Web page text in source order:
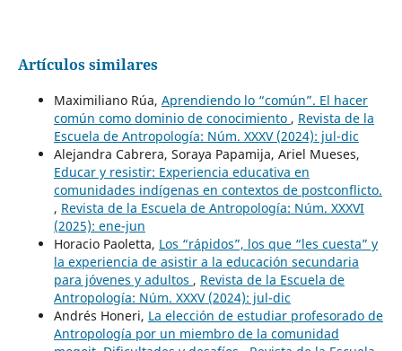
Artículos similares
Maximiliano Rúa, Aprendiendo lo “común”. El hacer
común como dominio de conocimiento , Revista de la
Escuela de Antropología: Núm. XXXV (2024): jul-dic
Alejandra Cabrera, Soraya Papamija, Ariel Mueses,
Educar y resistir: Experiencia educativa en
comunidades indígenas en contextos de postconflicto.
, Revista de la Escuela de Antropología: Núm. XXXVI
(2025): ene-jun
Horacio Paoletta, Los “rápidos”, los que “les cuesta” y
la experiencia de asistir a la educación secundaria
para jóvenes y adultos , Revista de la Escuela de
Antropología: Núm. XXXV (2024): jul-dic
Andrés Honeri, La elección de estudiar profesorado de
Antropología por un miembro de la comunidad